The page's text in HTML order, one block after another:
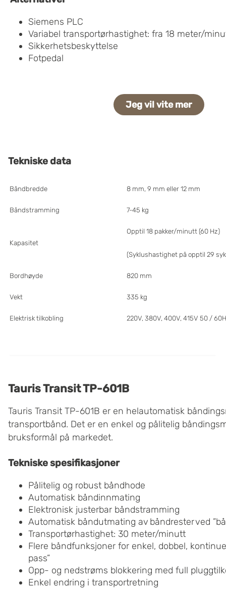
Siemens PLC
Variabel transportørhastighet: fra 18 meter/
Sikkerhetsbeskyttelse
Fotpedal
Jeg vil vite mer
Tekniske data
Båndbredde 8 mm, 9 mm eller 12 mm
Båndstramming 7-45 kg
Kapasitet
Opptil 18 pakker/minutt (60 Hz)
(Syklushastighet på opptil 29
Bordhøyde 820 mm
Vekt 335 kg
Elektrisk tilkobling 220V, 380V, 400V, 415V 50 /
Tauris Transit TP-601B
Tauris Transit TP-601B er en helautomatisk
transportbånd. Det er en enkel og pålitelig
bruksformål på markedet.
Tekniske spesifikasjoner
Pålitelig og robust båndhode
Automatisk båndinnmating
Elektronisk justerbar båndstramming
Automatisk båndutmating av båndresterved ”
Transportørhastighet: 30 meter/minutt
Flere båndfunksjoner for enkel, dobbel,
pass”
Opp- og nedstrøms blokkering med full
Enkel endring i transportretning